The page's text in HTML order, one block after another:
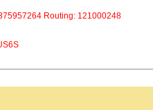
Routing: 121000248